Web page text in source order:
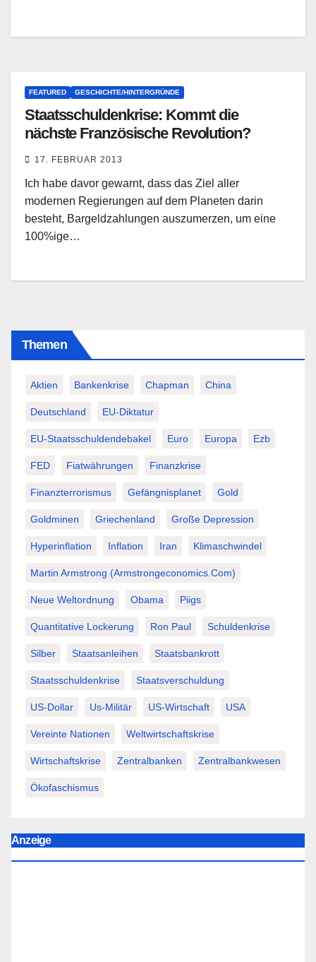
FEATURED GESCHICHTE/HINTERGRÜNDE
Staatsschuldenkrise: Kommt die
nächste Französische Revolution?
17. FEBRUAR 2013
Ich habe davor gewarnt, dass das Ziel aller
modernen Regierungen auf dem Planeten darin
besteht, Bargeldzahlungen auszumerzen, um eine
100%ige…
Themen
Aktien Bankenkrise Chapman China
Deutschland EU-Diktatur
EU-Staatsschuldendebakel Euro Europa Ezb
FED Fiatwährungen Finanzkrise
Finanzterrorismus Gefängnisplanet Gold
Goldminen Griechenland Große Depression
Hyperinflation Inflation Iran Klimaschwindel
Martin Armstrong (Armstrongeconomics.com)
Neue Weltordnung Obama Piigs
Quantitative Lockerung Ron Paul Schuldenkrise
Silber Staatsanleihen Staatsbankrott
Staatsschuldenkrise Staatsverschuldung
US-Dollar Us-Militär US-Wirtschaft USA
Vereinte Nationen Weltwirtschaftskrise
Wirtschaftskrise Zentralbanken Zentralbankwesen
Ökofaschismus
Anzeige